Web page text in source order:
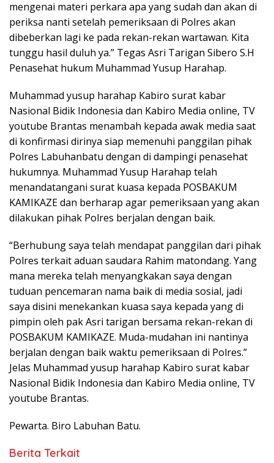
mengenai materi perkara apa yang sudah dan akan di
periksa nanti setelah pemeriksaan di Polres akan
dibeberkan lagi ke pada rekan-rekan wartawan. Kita
tunggu hasil duluh ya.” Tegas Asri Tarigan Sibero S.H
Penasehat hukum Muhammad Yusup Harahap.
Muhammad yusup harahap Kabiro surat kabar
Nasional Bidik Indonesia dan Kabiro Media online, TV
youtube Brantas menambah kepada awak media saat
di konfirmasi dirinya siap memenuhi panggilan pihak
Polres Labuhanbatu dengan di dampingi penasehat
hukumnya. Muhammad Yusup Harahap telah
menandatangani surat kuasa kepada POSBAKUM
KAMIKAZE dan berharap agar pemeriksaan yang akan
dilakukan pihak Polres berjalan dengan baik.
“Berhubung saya telah mendapat panggilan dari pihak
Polres terkait aduan saudara Rahim matondang. Yang
mana mereka telah menyangkakan saya dengan
tuduan pencemaran nama baik di media sosial, jadi
saya disini menekankan kuasa saya kepada yang di
pimpin oleh pak Asri tarigan bersama rekan-rekan di
POSBAKUM KAMIKAZE. Muda-mudahan ini nantinya
berjalan dengan baik waktu pemeriksaan di Polres.”
Jelas Muhammad yusup harahap Kabiro surat kabar
Nasional Bidik Indonesia dan Kabiro Media online, TV
youtube Brantas.
Pewarta. Biro Labuhan Batu.
Berita Terkait